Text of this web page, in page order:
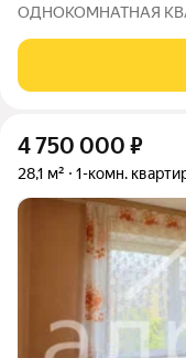
ОДНОКОМНАТНАЯ
КВАРТИРЕ: Общая
лоджия 4м2. Кухня 8
4 750 000 ₽
28,1 м² 1-комн.